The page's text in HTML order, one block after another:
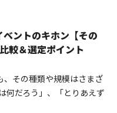
ントのキホン【その
較＆選定ポイント
、その種類や規模はさまざ
何だろう」、「とりあえず